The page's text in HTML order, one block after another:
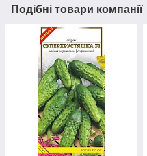
Подібні товари компанії